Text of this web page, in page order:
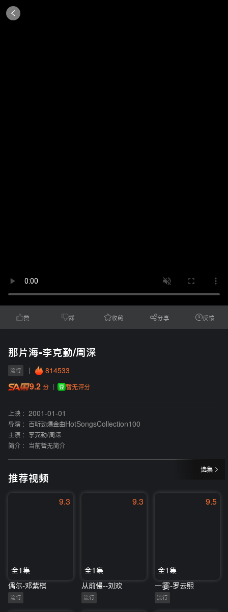
赞 踩 收藏 分享 反馈
那片海-李克勤/周深
流行 814533
9.2 分 暂无评分
上映 :
2001-01-01
导演 :
百听劲爆金曲HotSongsCollection100
主演 :
李克勤/周深
简介 :
当前暂无简介
选集
推荐视频
9.3
全1集
偶尔-邓紫棋
流行
9.3
全1集
从前慢--刘欢
流行
9.5
全1集
一霎-罗云熙
流行